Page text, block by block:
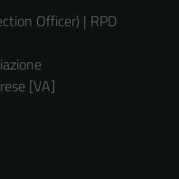
Officer) | RPD
[VA]